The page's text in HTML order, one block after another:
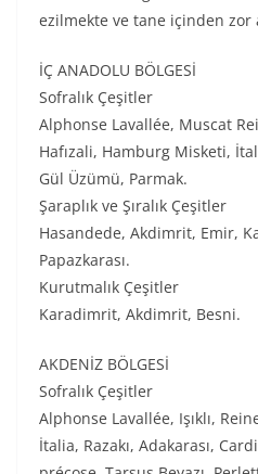
ezilmekte ve tane içinden zor
İÇ ANADOLU BÖLGESİ
Sofralık Çeşitler
Alphonse Lavallée, Muscat
Hafızali, Hamburg Misketi,
Gül Üzümü, Parmak.
Şaraplık ve Şıralık Çeşitler
Hasandede, Akdimrit, Emir,
Papazkarası.
Kurutmalık Çeşitler
Karadimrit, Akdimrit, Besni.
AKDENİZ BÖLGESİ
Sofralık Çeşitler
Alphonse Lavallée, Işıklı,
İtalia, Razakı, Adakarası,